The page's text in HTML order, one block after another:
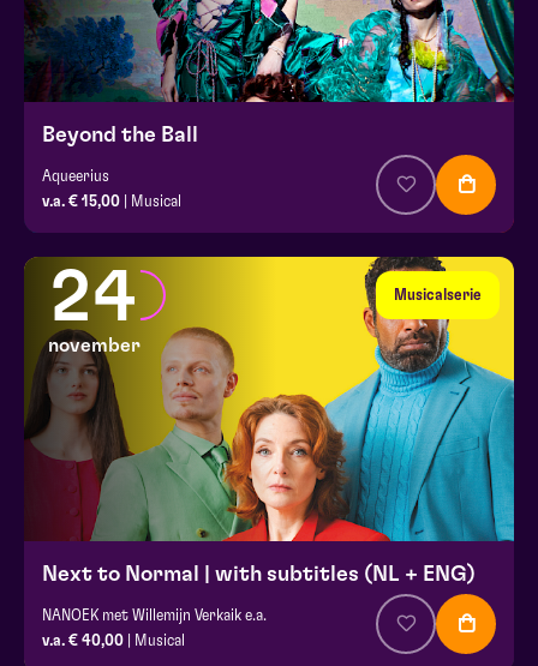
Beyond the Ball
Aqueerius
v.a. € 15,00 | Musical
Musicalserie
24
november
Next to Normal | with subtitles (NL + ENG)
NANOEK met Willemijn Verkaik e.a.
v.a. € 40,00 | Musical